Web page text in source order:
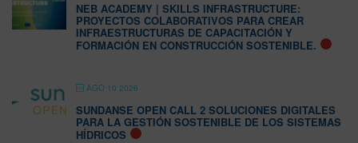
NEB ACADEMY | SKILLS INFRASTRUCTURE:
PROYECTOS COLABORATIVOS PARA CREAR
INFRAESTRUCTURAS DE CAPACITACIÓN Y
FORMACIÓN EN CONSTRUCCIÓN SOSTENIBLE.
AGO 10 2026
SUNDANSE OPEN CALL 2 SOLUCIONES DIGITALES
PARA LA GESTIÓN SOSTENIBLE DE LOS SISTEMAS
HÍDRICOS